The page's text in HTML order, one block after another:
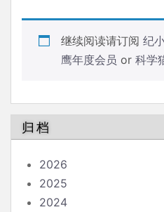
继续阅读请订阅 纪
鹰年度会员 or 科学
归档
2026
2025
2024